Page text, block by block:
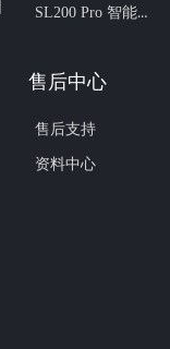
SL200 Pro 智能视频加速卡
售后支持
资料中心
售后中心